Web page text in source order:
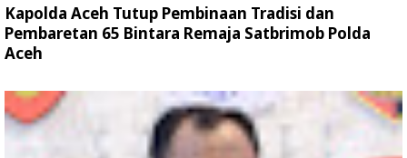
Kapolda Aceh Tutup Pembinaan Tradisi dan
Pembaretan 65 Bintara Remaja Satbrimob Polda
Aceh